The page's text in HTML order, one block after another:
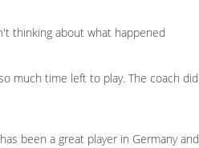
thinking about what happened
much time left to play. The coach did
been a great player in Germany and